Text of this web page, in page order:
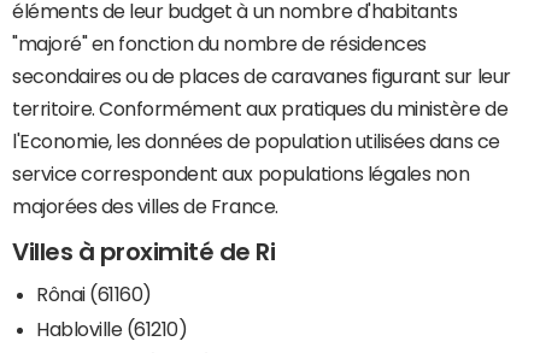
éléments de leur budget à un nombre d'habitants
"majoré" en fonction du nombre de résidences
secondaires ou de places de caravanes figurant sur leur
territoire. Conformément aux pratiques du ministère de
l'Economie, les données de population utilisées dans ce
service correspondent aux populations légales non
majorées des villes de France.
Villes à proximité de Ri
Rônai (61160)
Habloville (61210)